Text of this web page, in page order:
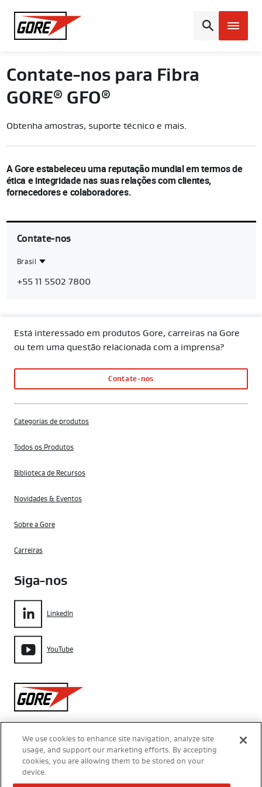
Gore
Contate-nos para Fibra
GORE® GFO®
Obtenha amostras, suporte técnico e mais.
A Gore estabeleceu uma reputação mundial em termos de
ética e integridade nas suas relações com clientes,
fornecedores e colaboradores.
Contate-nos
Brasil
Brasil
+55 11 5502 7800
Está interessado em produtos Gore, carreiras na Gore
ou tem uma questão relacionada com a imprensa?
Contate-nos
Categorias de produtos
Todos os Produtos
Biblioteca de Recursos
Novidades & Eventos
Sobre a Gore
Carreiras
Siga-nos
LinkedIn
YouTube
Gore
Aviso de Privacidade
Configurações de Cookies
We use cookies to enhance site navigation, analyze site
usage, and support our marketing efforts. By accepting
cookies, you are allowing them to be stored on your
device.